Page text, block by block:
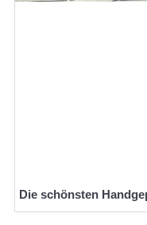
Die schönsten